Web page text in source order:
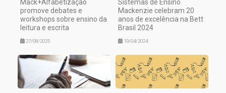
Mack+Alfabetização
promove debates e
workshops sobre ensino da
leitura e escrita
27/08/2025
Sistemas de Ensino
Mackenzie celebram 20
anos de excelência na Bett
Brasil 2024
19/04/2024